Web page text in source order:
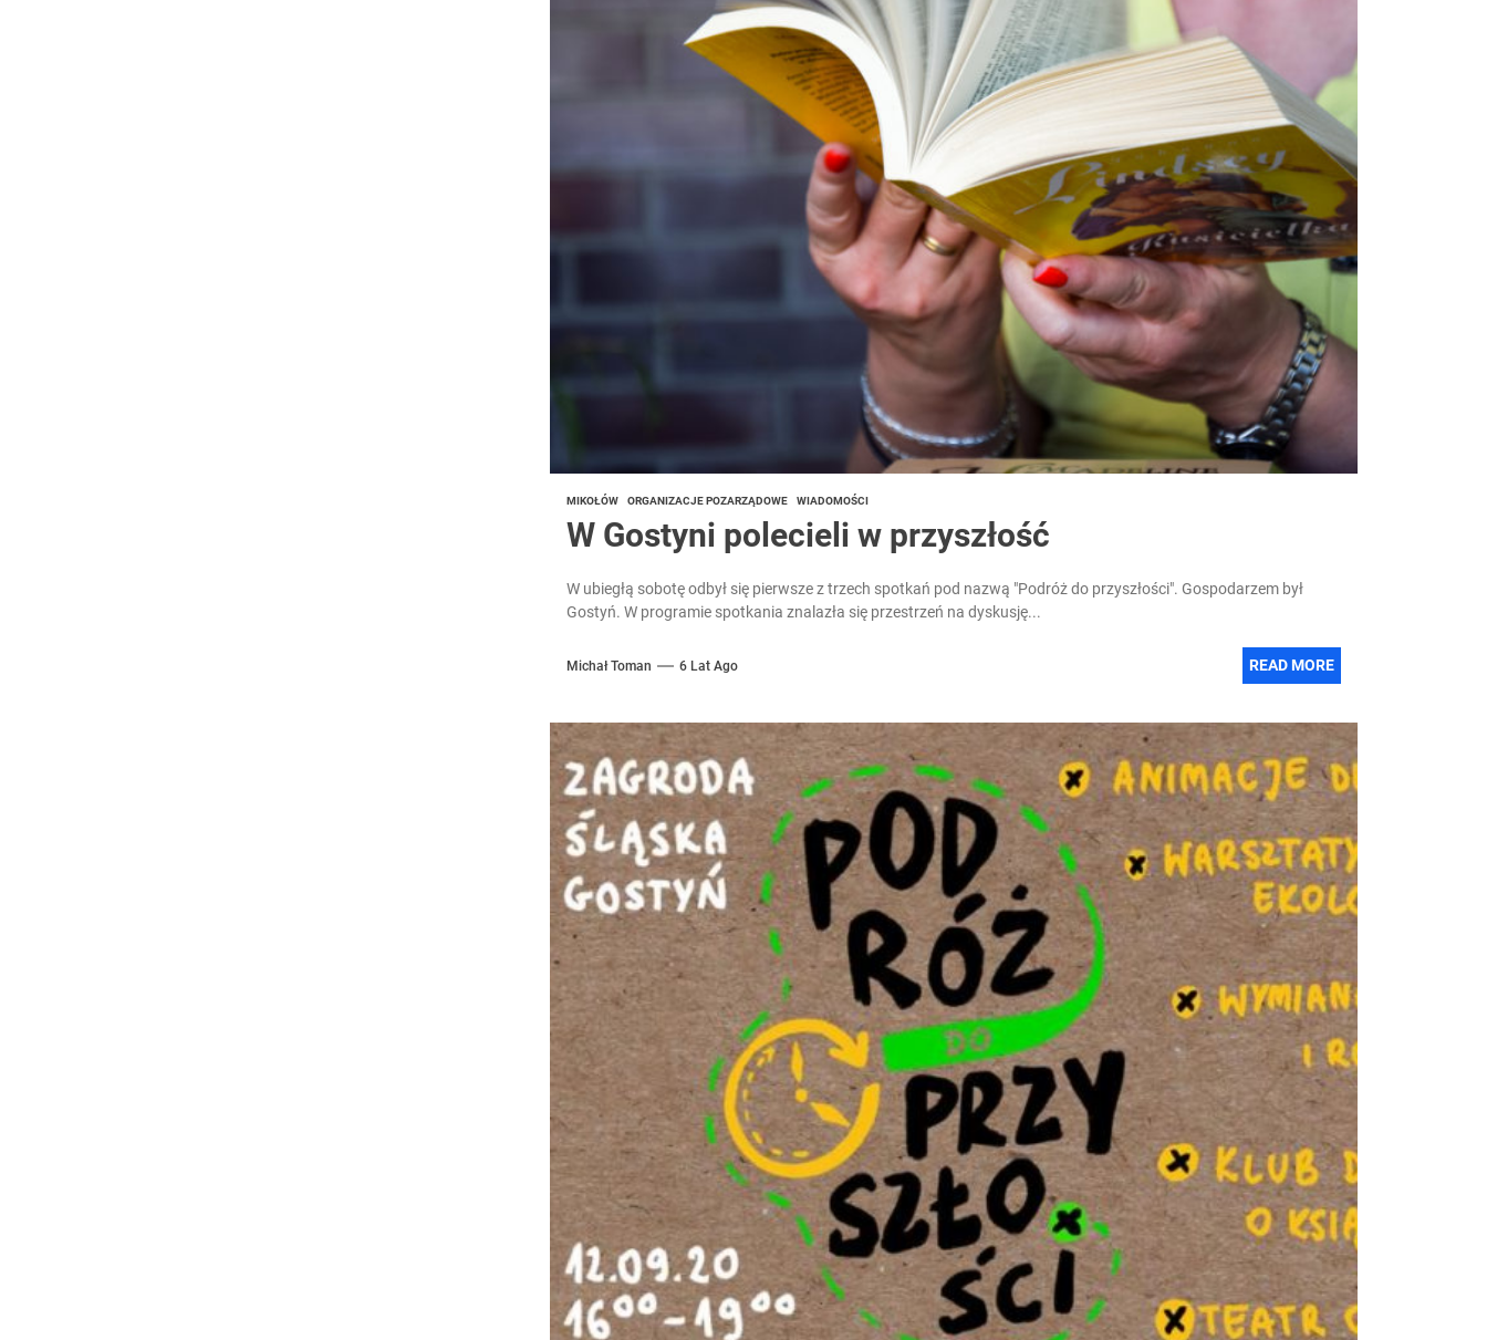
MIKOŁÓW ORGANIZACJE POZARZĄDOWE WIADOMOŚCI
W Gostyni polecieli w przyszłość
W ubiegłą sobotę odbył się pierwsze z trzech spotkań pod nazwą "Podróż do przyszłości". Gospodarzem był
Gostyń. W programie spotkania znalazła się przestrzeń na dyskusję...
Michał Toman 6 Lat Ago READ MORE